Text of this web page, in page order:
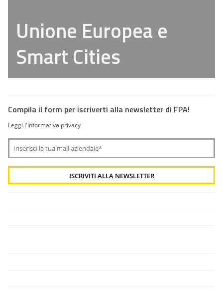
Unione Europea e
Smart Cities
Compila il form per iscriverti alla newsletter di FPA!
Leggi l'informativa privacy